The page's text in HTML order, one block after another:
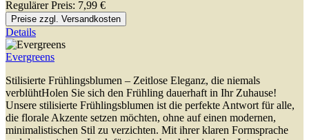
Regulärer Preis: 7,99 €
Preise zzgl. Versandkosten
Details
Evergreens
Stilisierte Frühlingsblumen – Zeitlose Eleganz, die niemals
verblühtHolen Sie sich den Frühling dauerhaft in Ihr Zuhause!
Unsere stilisierte Frühlingsblumen ist die perfekte Antwort für alle,
die florale Akzente setzen möchten, ohne auf einen modernen,
minimalistischen Stil zu verzichten. Mit ihrer klaren Formsprache